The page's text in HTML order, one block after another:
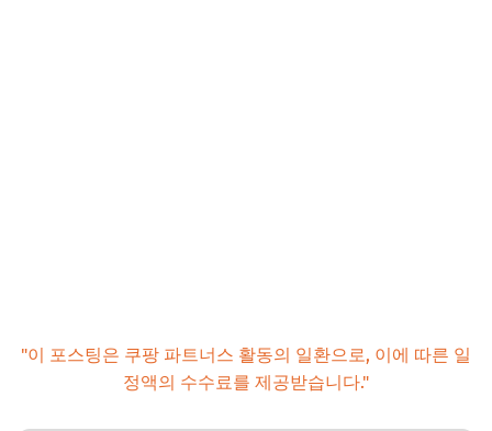
"이 포스팅은 쿠팡 파트너스 활동의 일환으로, 이에 따른 일
정액의 수수료를 제공받습니다."